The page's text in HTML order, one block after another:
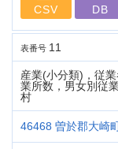
CSV DB
表番号 11
産業(小分類)，従
業所数，男女別従
村
46468 曽於郡大崎